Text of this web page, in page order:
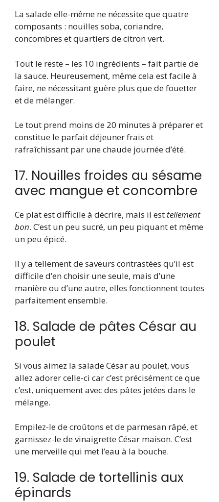
La salade elle-même ne nécessite que quatre
composants : nouilles soba, coriandre,
concombres et quartiers de citron vert.
Tout le reste – les 10 ingrédients – fait partie de
la sauce. Heureusement, même cela est facile à
faire, ne nécessitant guère plus que de fouetter
et de mélanger.
Le tout prend moins de 20 minutes à préparer et
constitue le parfait déjeuner frais et
rafraîchissant par une chaude journée d’été.
17. Nouilles froides au sésame
avec mangue et concombre
Ce plat est difficile à décrire, mais il est tellement
bon. C’est un peu sucré, un peu piquant et même
un peu épicé.
Il y a tellement de saveurs contrastées qu’il est
difficile d’en choisir une seule, mais d’une
manière ou d’une autre, elles fonctionnent toutes
parfaitement ensemble.
18. Salade de pâtes César au
poulet
Si vous aimez la salade César au poulet, vous
allez adorer celle-ci car c’est précisément ce que
c’est, uniquement avec des pâtes jetées dans le
mélange.
Empilez-le de croûtons et de parmesan râpé, et
garnissez-le de vinaigrette César maison. C’est
une merveille qui met l’eau à la bouche.
19. Salade de tortellinis aux
épinards